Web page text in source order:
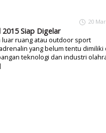
20
Siap Digelar
luar ruang atau outdoor sport
yang belum tentu dimiliki
teknologi dan industri